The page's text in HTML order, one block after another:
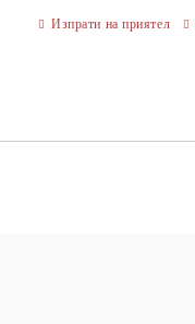
Изпрати на приятел